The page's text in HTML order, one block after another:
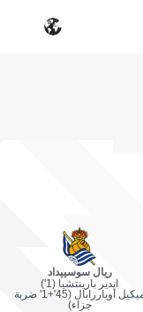
ريال سوسييداد
اندير بارينتشيا (1')
ميكيل أويارزابال (45'+1' ضربة
جزاء)